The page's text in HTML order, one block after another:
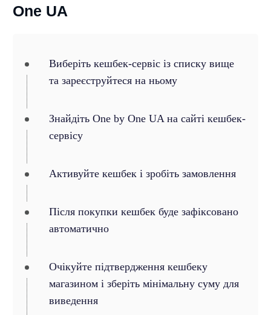
One UA
Виберіть кешбек-сервіс із списку вище
та зареєструйтеся на ньому
Знайдіть One by One UA на сайті кешбек-
сервісу
Активуйте кешбек і зробіть замовлення
Після покупки кешбек буде зафіксовано
автоматично
Очікуйте підтвердження кешбеку
магазином і зберіть мінімальну суму для
виведення